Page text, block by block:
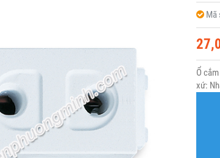
Mã
Ổ
xứ: